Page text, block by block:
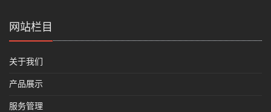
网站栏目
关于我们
产品展示
服务管理